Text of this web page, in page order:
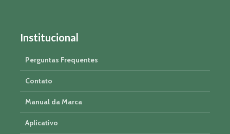
Institucional
Perguntas Frequentes
Contato
Manual da Marca
Aplicativo